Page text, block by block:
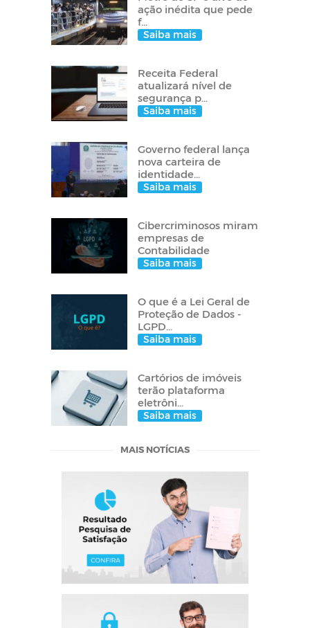
ação inédita que pede
f...
Saiba mais
Receita Federal
atualizará nível de
segurança p...
Saiba mais
Governo federal lança
nova carteira de
identidade...
Saiba mais
Cibercriminosos miram
empresas de
Contabilidade
Saiba mais
O que é a Lei Geral de
Proteção de Dados -
LGPD...
Saiba mais
Cartórios de imóveis
terão plataforma
eletrôni...
Saiba mais
MAIS NOTÍCIAS